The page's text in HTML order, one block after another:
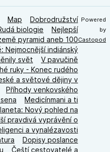
Map
Dobrodružství
biologie
Nejlepší
pyramid aneb 100
Nejmocnější indiánský
svět
V pavučině
ruky - Konec rudého
a světové dějiny v
Příhody venkovského
Medicínmani a ti
Nový pohled na
pravdivá vyprávění o
a vynalézavosti
Dopisy poslance
Čeští cestovatelé a
Powered
by
Castopod